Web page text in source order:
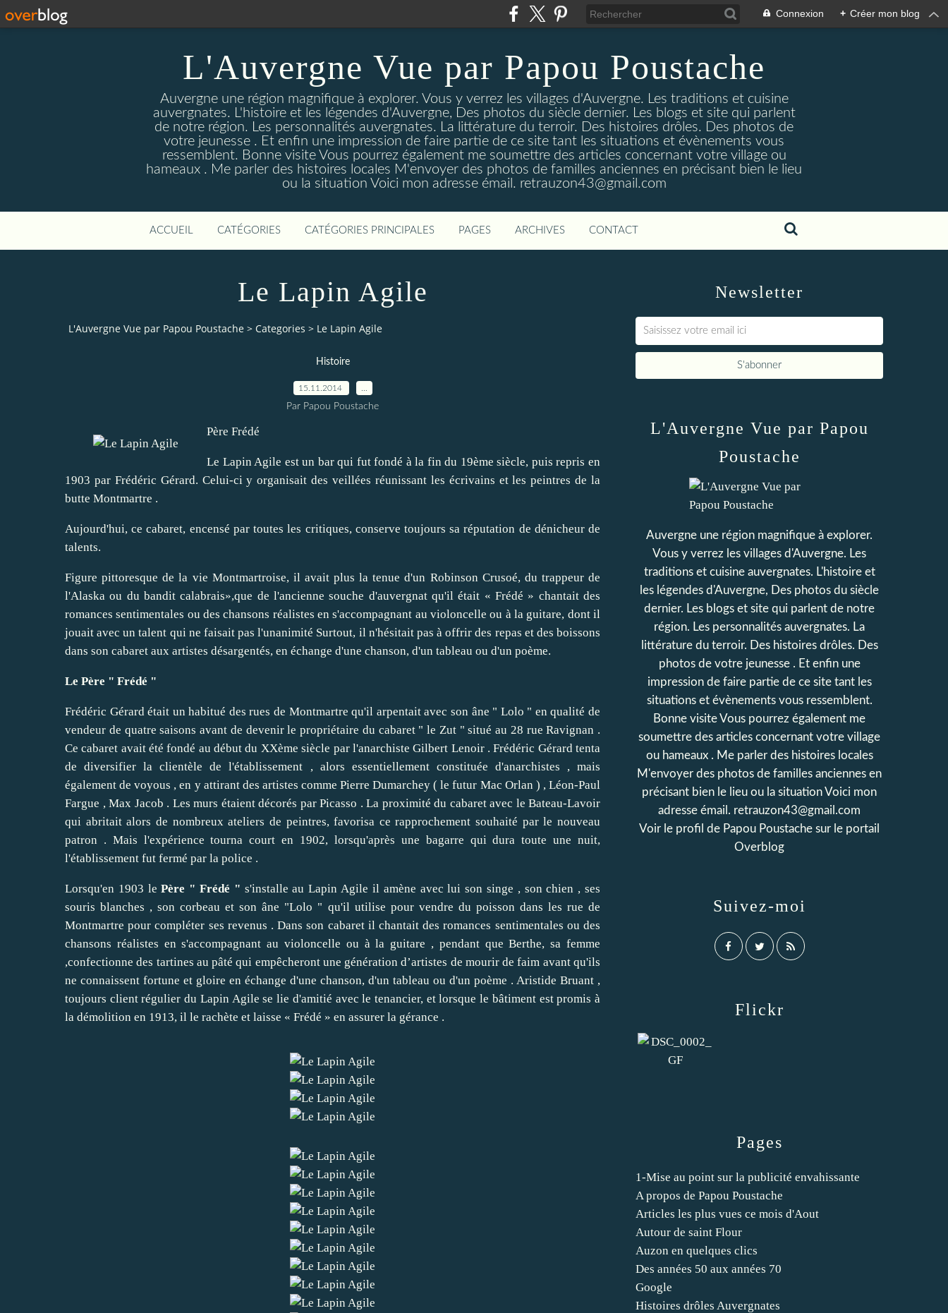
Connexion + Créer mon blog
L'Auvergne Vue par Papou Poustache
Auvergne une région magnifique à explorer. Vous y verrez les villages d'Auvergne. Les traditions et cuisine
auvergnates. L'histoire et les légendes d'Auvergne, Des photos du siècle dernier. Les blogs et site qui parlent
de notre région. Les personnalités auvergnates. La littérature du terroir. Des histoires drôles. Des photos de
votre jeunesse . Et enfin une impression de faire partie de ce site tant les situations et évènements vous
ressemblent. Bonne visite Vous pourrez également me soumettre des articles concernant votre village ou
hameaux . Me parler des histoires locales M'envoyer des photos de familles anciennes en précisant bien le lieu
ou la situation Voici mon adresse émail. retrauzon43@gmail.com
ACCUEIL CATÉGORIES CATÉGORIES PRINCIPALES PAGES ARCHIVES CONTACT
Le Lapin Agile
L'Auvergne Vue par Papou Poustache > Categories > Le Lapin Agile
Histoire
15.11.2014
Par Papou Poustache
Père Frédé
Le Lapin Agile est un bar qui fut fondé à la fin du 19ème siècle, puis repris en
1903 par Frédéric Gérard. Celui-ci y organisait des veillées réunissant les écrivains et les peintres de la
butte Montmartre .
Aujourd'hui, ce cabaret, encensé par toutes les critiques, conserve toujours sa réputation de dénicheur de
talents.
Figure pittoresque de la vie Montmartroise, il avait plus la tenue d'un Robinson Crusoé, du trappeur de
l'Alaska ou du bandit calabrais»,que de l'ancienne souche d'auvergnat qu'il était « Frédé » chantait des
romances sentimentales ou des chansons réalistes en s'accompagnant au violoncelle ou à la guitare, dont il
jouait avec un talent qui ne faisait pas l'unanimité Surtout, il n'hésitait pas à offrir des repas et des boissons
dans son cabaret aux artistes désargentés, en échange d'une chanson, d'un tableau ou d'un poème.
Le Père " Frédé "
Frédéric Gérard était un habitué des rues de Montmartre qu'il arpentait avec son âne " Lolo " en qualité de
vendeur de quatre saisons avant de devenir le propriétaire du cabaret " le Zut " situé au 28 rue Ravignan .
Ce cabaret avait été fondé au début du XXème siècle par l'anarchiste Gilbert Lenoir . Frédéric Gérard tenta
de diversifier la clientèle de l'établissement , alors essentiellement constituée d'anarchistes , mais
également de voyous , en y attirant des artistes comme Pierre Dumarchey ( le futur Mac Orlan ) , Léon-Paul
Fargue , Max Jacob . Les murs étaient décorés par Picasso . La proximité du cabaret avec le Bateau-Lavoir
qui abritait alors de nombreux ateliers de peintres, favorisa ce rapprochement souhaité par le nouveau
patron . Mais l'expérience tourna court en 1902, lorsqu'après une bagarre qui dura toute une nuit,
l'établissement fut fermé par la police .
Lorsqu'en 1903 le Père " Frédé " s'installe au Lapin Agile il amène avec lui son singe , son chien , ses
souris blanches , son corbeau et son âne "Lolo " qu'il utilise pour vendre du poisson dans les rue de
Montmartre pour compléter ses revenus . Dans son cabaret il chantait des romances sentimentales ou des
chansons réalistes en s'accompagnant au violoncelle ou à la guitare , pendant que Berthe, sa femme
,confectionne des tartines au pâté qui empêcheront une génération d’artistes de mourir de faim avant qu'ils
ne connaissent fortune et gloire en échange d'une chanson, d'un tableau ou d'un poème . Aristide Bruant ,
toujours client régulier du Lapin Agile se lie d'amitié avec le tenancier, et lorsque le bâtiment est promis à
la démolition en 1913, il le rachète et laisse « Frédé » en assurer la gérance .
Newsletter
Pages
1-Mise au point sur la publicité envahissante
A propos de Papou Poustache
Articles les plus vues ce mois d'Aout
Autour de saint Flour
Auzon en quelques clics
Des années 50 aux années 70
Google
Histoires drôles Auvergnates
L'Auvergne Vue par Papou
Poustache
Auvergne une région magnifique à explorer.
Vous y verrez les villages d'Auvergne. Les
traditions et cuisine auvergnates. L'histoire et
les légendes d'Auvergne, Des photos du siècle
dernier. Les blogs et site qui parlent de notre
région. Les personnalités auvergnates. La
littérature du terroir. Des histoires drôles. Des
photos de votre jeunesse . Et enfin une
impression de faire partie de ce site tant les
situations et évènements vous ressemblent.
Bonne visite Vous pourrez également me
soumettre des articles concernant votre village
ou hameaux . Me parler des histoires locales
M'envoyer des photos de familles anciennes en
précisant bien le lieu ou la situation Voici mon
adresse émail. retrauzon43@gmail.com
Voir le profil de Papou Poustache sur le portail
Overblog
Suivez-moi
Flickr